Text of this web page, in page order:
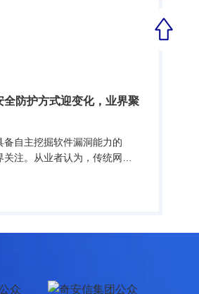
全防护方式迎变化，业界聚
自主挖掘软件漏洞能力的
注。从业者认为，传统网络
；同时，AI时代催生网络安全
下一个待开发市场。大模型改